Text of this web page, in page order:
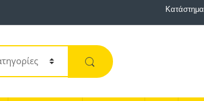
Κατάστημα